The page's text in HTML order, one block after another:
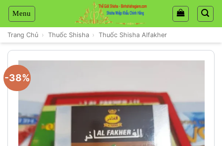
Chuyển
đến
nội
dung
Trang Chủ › Thuốc Shisha › Thuốc Shisha Alfakher
-38%